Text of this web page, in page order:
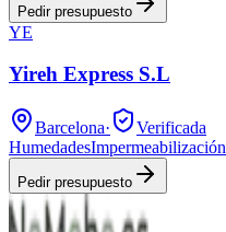
Pedir presupuesto
YE
Yireh Express S.L
Barcelona·
Verificada
HumedadesImpermeabilización
Pedir presupuesto